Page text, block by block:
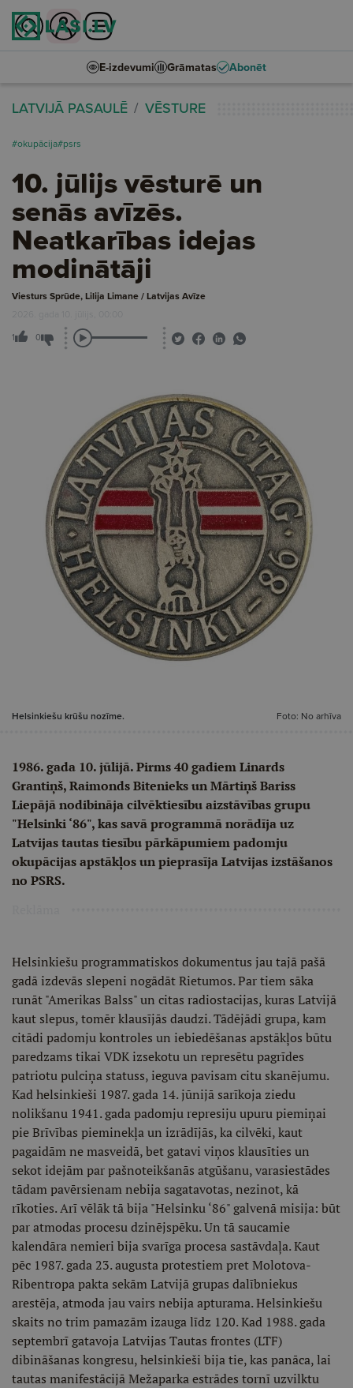
E-izdevumi Grāmatas Abonēt
LATVIJĀ PASAULĒ VĒSTURE
#okupācija#psrs
10. jūlijs vēsturē un
senās avīzēs.
Neatkarības idejas
modinātāji
Viesturs Sprūde, Lilija Limane / Latvijas Avīze
2026. gada 10. jūlijs, 00:00
1 0
Helsinkiešu krūšu nozīme. Foto: No arhīva
1986. gada 10. jūlijā. Pirms 40 gadiem Linards
Grantiņš, Raimonds Bitenieks un Mārtiņš Bariss
Liepājā nodibināja cilvēktiesību aizstāvības grupu
"Helsinki ‘86", kas savā programmā norādīja uz
Latvijas tautas tiesību pārkāpumiem padomju
okupācijas apstākļos un pieprasīja Latvijas izstāšanos
no PSRS.
Helsinkiešu programmatiskos dokumentus jau tajā pašā
gadā izdevās slepeni nogādāt Rietumos. Par tiem sāka
runāt "Amerikas Balss" un citas radiostacijas, kuras Latvijā
kaut slepus, tomēr klausījās daudzi. Tādējādi grupa, kam
citādi padomju kontroles un iebiedēšanas apstākļos būtu
paredzams tikai VDK izsekotu un represētu pagrīdes
patriotu pulciņa statuss, ieguva pavisam citu skanējumu.
Kad helsinkieši 1987. gada 14. jūnijā sarīkoja ziedu
nolikšanu 1941. gada padomju represiju upuru piemiņai
pie Brīvības pieminekļa un izrādījās, ka cilvēki, kaut
pagaidām ne masveidā, bet gatavi viņos klausīties un
sekot idejām par pašnoteikšanās atgūšanu, varasiestādes
tādam pavērsienam nebija sagatavotas, nezinot, kā
rīkoties. Arī vēlāk tā bija "Helsinku ‘86" galvenā misija: būt
par atmodas procesu dzinējspēku. Un tā saucamie
kalendāra nemieri bija svarīga procesa sastāvdaļa. Kaut
pēc 1987. gada 23. augusta protestiem pret Molotova-
Ribentropa pakta sekām Latvijā grupas dalībniekus
arestēja, atmoda jau vairs nebija apturama. Helsinkiešu
skaits no trim pamazām izauga līdz 120. Kad 1988. gada
septembrī gatavoja Latvijas Tautas frontes (LTF)
dibināšanas kongresu, helsinkieši bija tie, kas panāca, lai
tautas manifestācijā Mežaparka estrādes tornī uzvilktu